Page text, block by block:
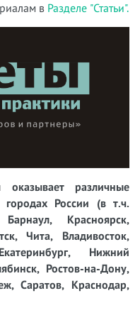
в Разделе "Статьи".
различные
России (в т.ч.
Красноярск,
Чита, Владивосток,
Нижний
Ростов-на-Дону,
Саратов, Краснодар,